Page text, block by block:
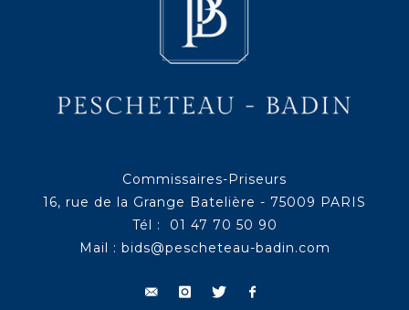
Commissaires-Priseurs
16, rue de la Grange Batelière - 75009 PARIS
Tél : 01 47 70 50 90
Mail : bids@pescheteau-badin.com